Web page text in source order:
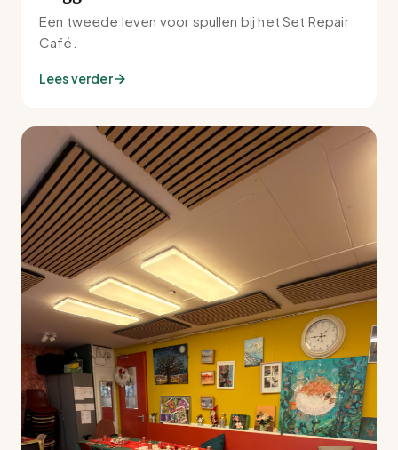
Een tweede leven voor spullen bij het Set Repair
Café.
Lees verder